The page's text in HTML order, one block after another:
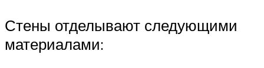
Стены отделывают следующими
материалами: